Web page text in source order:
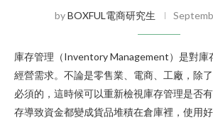
byBOXFUL電商研究生
庫存管理（Inventory Management）是對庫
經營需求。不論是零售業、電商、工廠，除
必須的，這時候可以重新檢視庫存管理是否
存導致資金都變成貨品堆積在倉庫裡，使用